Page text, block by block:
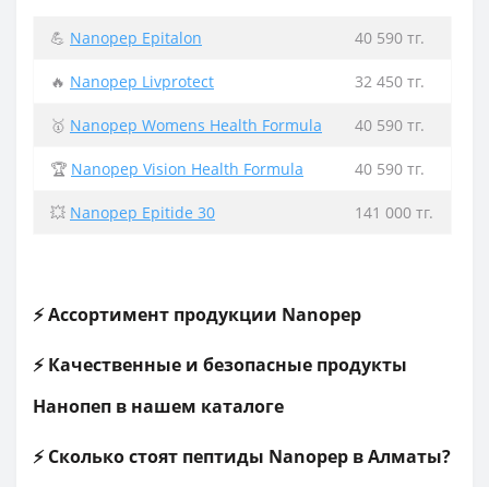
💪 Nanopep Epitalon 40 590 тг.
🔥 Nanopep Livprotect 32 450 тг.
🥇 Nanopep Womens Health Formula 40 590 тг.
🏆 Nanopep Vision Health Formula 40 590 тг.
💥 Nanopep Epitide 30 141 000 тг.
⚡ Ассортимент продукции Nanopep
⚡ Качественные и безопасные продукты
Нанопеп в нашем каталоге
⚡ Сколько стоят пептиды Nanopep в Алматы?